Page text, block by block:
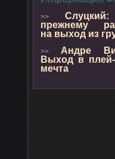
>>
прежнему
на выход из
>> Андре
Выход в
мечта